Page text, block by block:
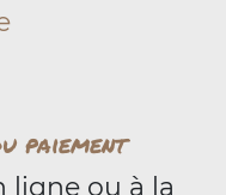
paiement
ligne ou à la